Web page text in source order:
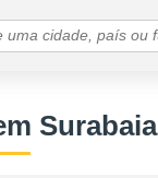
Surabaia